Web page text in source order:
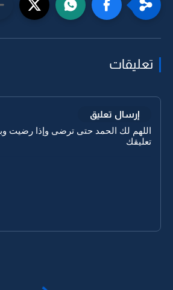
تعليقات
إرسال تعليق
اللهم لك الحمد حتى ترضى وإذا رضيت
تعليقك